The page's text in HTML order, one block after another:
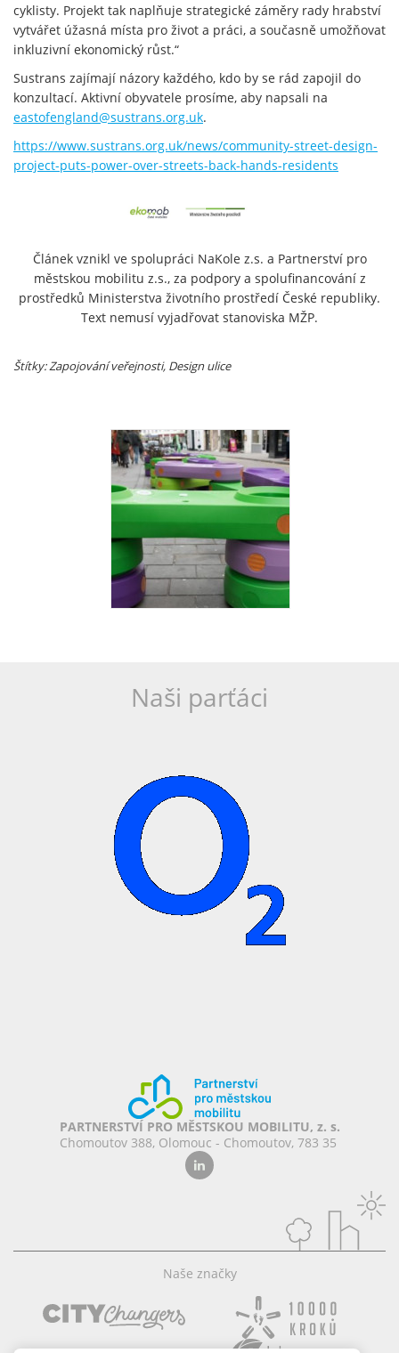
cyklisty. Projekt tak naplňuje strategické záměry rady hrabství
vytvářet úžasná místa pro život a práci, a současně umožňovat
inkluzivní ekonomický růst.“
Sustrans zajímají názory každého, kdo by se rád zapojil do
konzultací. Aktivní obyvatele prosíme, aby napsali na
eastofengland@sustrans.org.uk.
https://www.sustrans.org.uk/news/community-street-design-
project-puts-power-over-streets-back-hands-residents
Článek vznikl ve spolupráci NaKole z.s. a Partnerství pro
městskou mobilitu z.s., za podpory a spolufinancování z
prostředků Ministerstva životního prostředí České republiky.
Text nemusí vyjadřovat stanoviska MŽP.
Štítky: Zapojování veřejnosti, Design ulice
Naši parťáci
PARTNERSTVÍ PRO MĚSTSKOU MOBILITU, z. s.
Chomoutov 388, Olomouc - Chomoutov, 783 35
Naše značky